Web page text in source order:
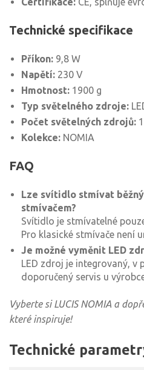
Technické specifikace
Příkon: 9,8 W
Napětí: 230 V
Hmotnost: 1900 g
Typ světelného zdroje:
Počet světelných zdrojů: 1
Kolekce: NOMIA
FAQ
Lze svítidlo stmívat
stmívačem?
Svítidlo je stmívatelné
Pro klasické stmívače není
Je možné vyměnit LED
LED zdroj je integrovaný, v
doporučený servis u
Vyberte si LUCIS NOMIA a
které inspiruje!
Technické